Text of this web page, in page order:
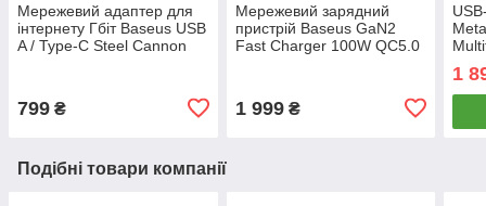
Мережевий адаптер для
інтернету Гбіт Baseus USB
A / Type-C Steel Cannon
799 ₴
Мережевий зарядний
пристрій Baseus GaN2
Fast Charger 100W QC5.0
1 999₴
+
1
Подібні товари компанії